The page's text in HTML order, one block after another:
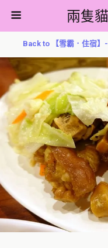
兩隻
Back to 【雪霸．住宿】